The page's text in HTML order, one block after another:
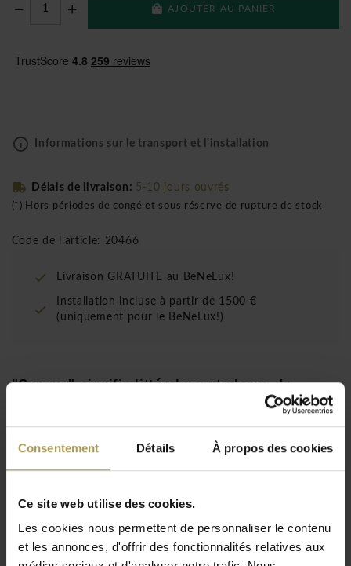
Consentement Détails À propos des cookies
Ce site web utilise des cookies.
Les cookies nous permettent de personnaliser le contenu
et les annonces, d'offrir des fonctionnalités relatives aux
AJOUTER AU PANIER
Informations sur le transport et l'installation
Délais de livraison: 5-10 jours ouvrés
(*) Hors périodes de congé et sous réserve de rupture de stock
Code de l'article: 20466
Livraison GRATUITE au BeNeLux!
Installation incluse à partir de 1500 €
(uniquement pour le BeNeLux!)
"Canopy"signifie littéralement plaque de
plafond: la partie la plus simple et la plus
Oluce Canopy 421 suspension
ofModel 422:90Ø x 27b x max 285h cm
Matériaux: PMMA, métal
Lumière:1 x max 25W (LED) 3000°K 4500 lm CRI>85
Lire plus